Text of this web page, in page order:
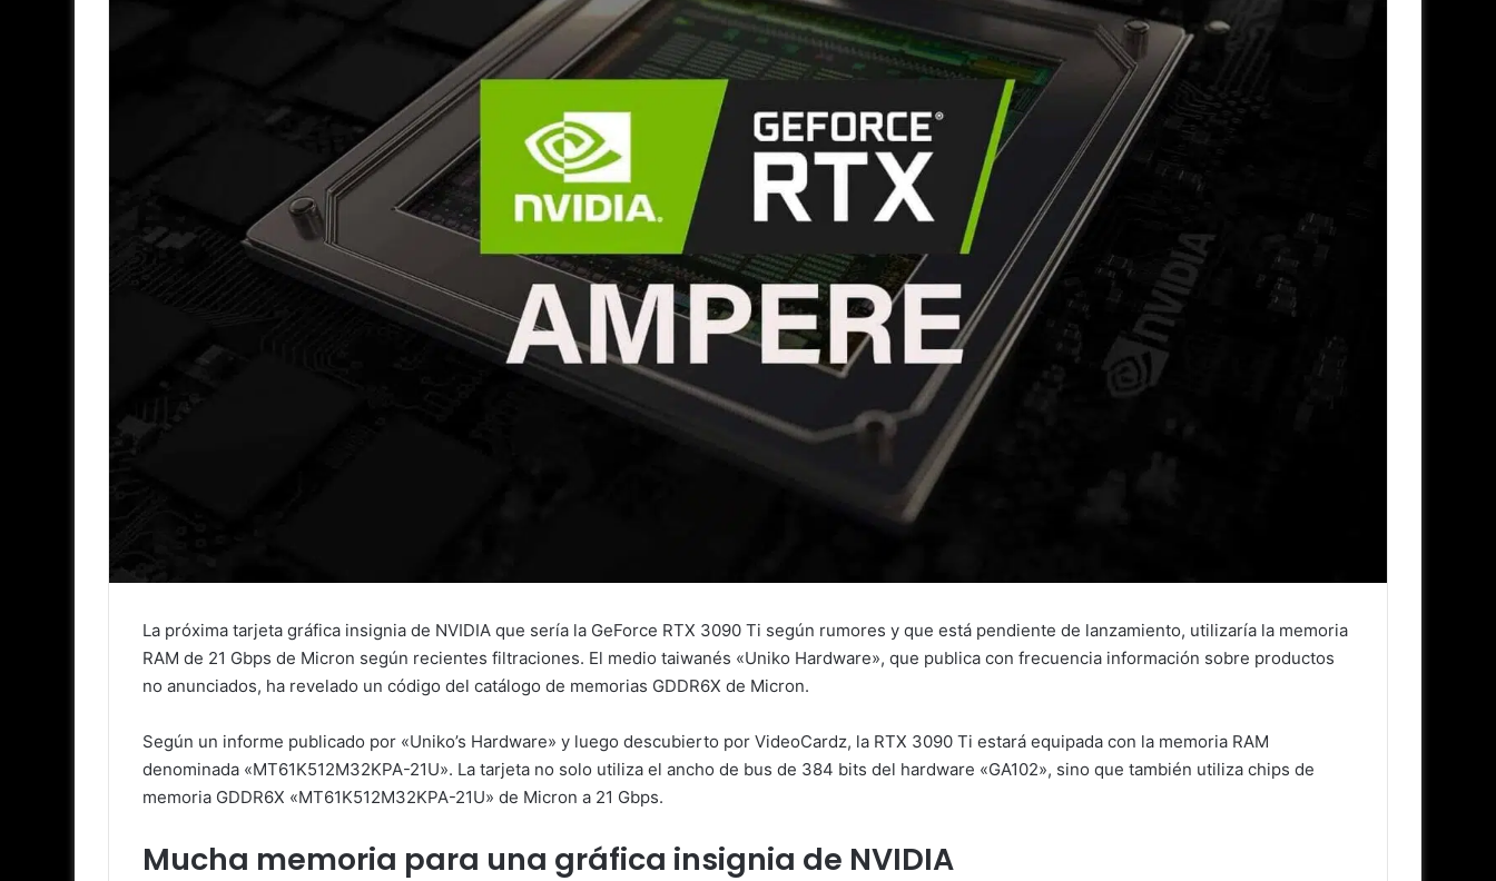
La próxima tarjeta gráfica insignia de NVIDIA que sería la GeForce RTX 3090 Ti según rumores y que está pendiente de lanzamiento, utilizaría la memoria
RAM de 21 Gbps de Micron según recientes filtraciones. El medio taiwanés «Uniko Hardware», que publica con frecuencia información sobre productos
no anunciados, ha revelado un código del catálogo de memorias GDDR6X de Micron.
Según un informe publicado por «Uniko’s Hardware» y luego descubierto por VideoCardz, la RTX 3090 Ti estará equipada con la memoria RAM
denominada «MT61K512M32KPA-21U». La tarjeta no solo utiliza el ancho de bus de 384 bits del hardware «GA102», sino que también utiliza chips de
memoria GDDR6X «MT61K512M32KPA-21U» de Micron a 21 Gbps.
Mucha memoria para una gráfica insignia de NVIDIA